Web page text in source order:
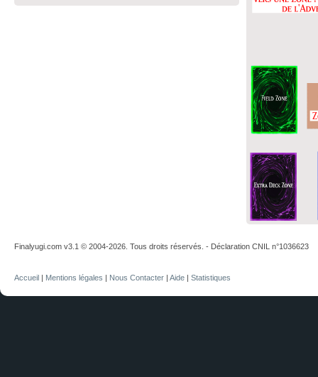
Finalyugi.com v3.1 © 2004-2026. Tous droits réservés. - Déclaration CNIL n°1036623
Accueil Mentions légales Nous Contacter Aide Statistiques